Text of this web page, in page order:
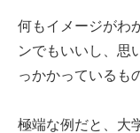
何もイメージがわ
ンでもいいし、思
っかかっているも
極端な例だと、大